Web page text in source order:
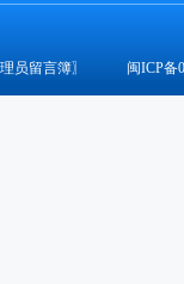
员留言簿〗 闽ICP备